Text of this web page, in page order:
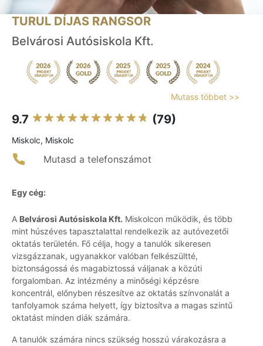
TURUL DÍJAS RANGSOR
Belvárosi Autósiskola Kft.
Mutass többet >>
9.7 (79)
Miskolc, Miskolc
Mutasd a telefonszámot
Egy cég:
A Belvárosi Autósiskola Kft. Miskolcon működik, és több
mint húszéves tapasztalattal rendelkezik az autóvezetői
oktatás területén. Fő célja, hogy a tanulók sikeresen
vizsgázzanak, ugyanakkor valóban felkészültté,
biztonságossá és magabiztossá váljanak a közúti
forgalomban. Az intézmény a minőségi képzésre
koncentrál, előnyben részesítve az oktatás színvonalát a
tanfolyamok száma helyett, így biztosítva a magas szintű
oktatást minden diák számára.
A tanulók számára nincs szükség hosszú várakozásra a